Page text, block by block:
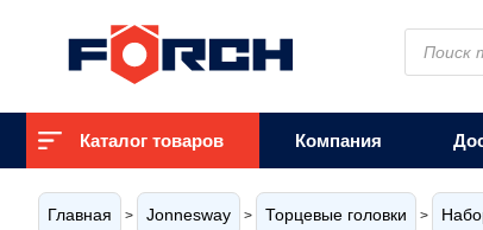
Поиск
товаров
Каталог товаров Компания
Главная > Jonnesway > Торцевые головки >